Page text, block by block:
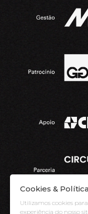
Cookies &
Utilizamos cookies
experiência do nosso